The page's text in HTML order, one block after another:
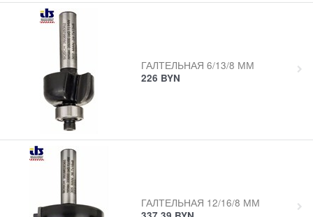
ГАЛТЕЛЬНАЯ 6/13/8 ММ
226 BYN
ГАЛТЕЛЬНАЯ 12/16/8 ММ